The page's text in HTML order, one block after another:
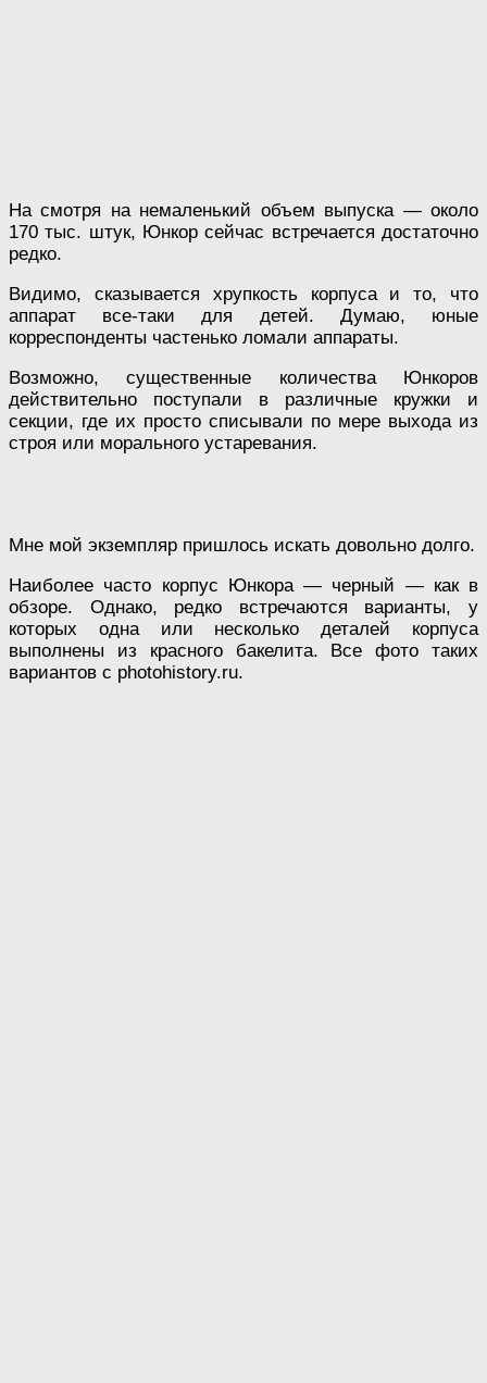
На смотря на немаленький объем выпуска — около
170 тыс. штук, Юнкор сейчас встречается достаточно
редко.
Видимо, сказывается хрупкость корпуса и то, что
аппарат все-таки для детей. Думаю, юные
корреспонденты частенько ломали аппараты.
Возможно, существенные количества Юнкоров
действительно поступали в различные кружки и
секции, где их просто списывали по мере выхода из
строя или морального устаревания.
Мне мой экземпляр пришлось искать довольно долго.
Наиболее часто корпус Юнкора — черный — как в
обзоре. Однако, редко встречаются варианты, у
которых одна или несколько деталей корпуса
выполнены из красного бакелита. Все фото таких
вариантов с photohistory.ru.